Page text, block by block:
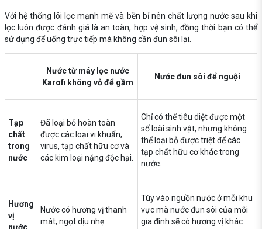
Với hệ thống lõi lọc mạnh mẽ và bền bỉ nên chất lượng nước sau khi
lọc luôn được đánh giá là an toàn, hợp vệ sinh, đồng thời bạn có thể
sử dụng để uống trực tiếp mà không cần đun sôi lại.
Nước từ máy lọc nước
Karofi không vỏ để gầm
Nước đun sôi để nguội
Tạp
chất
trong
nước
Đã loại bỏ hoàn toàn
được các loại vi khuẩn,
virus, tạp chất hữu cơ và
các kim loại nặng độc hại.
Chỉ có thể tiêu diệt được một
số loài sinh vật, nhưng không
thể loại bỏ được triệt để các
tạp chất hữu cơ khác trong
nước.
Hương
vị
Nước có hương vị thanh
mát, ngọt dịu nhẹ.
Tùy vào nguồn nước ở mỗi khu
vực mà nước đun sôi của mỗi
gia đình sẽ có hương vị khác